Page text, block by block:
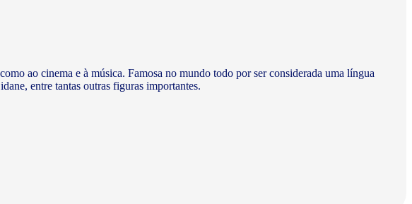
ao cinema e à música. Famosa no mundo todo por ser considerada uma língua
entre tantas outras figuras importantes.